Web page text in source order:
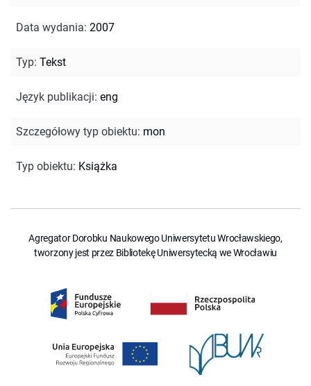
Data wydania: 2007
Typ: Tekst
Język publikacji: eng
Szczegółowy typ obiektu: mon
Typ obiektu: Książka
Agregator Dorobku Naukowego Uniwersytetu Wrocławskiego,
tworzony jest przez Bibliotekę Uniwersytecką we Wrocławiu